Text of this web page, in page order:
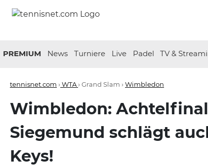
PREMIUM News Turniere Live Padel TV &
tennisnet.com › WTA› Grand Slam › Wimbledon
Wimbledon:
Siegemund schlägt
Keys!